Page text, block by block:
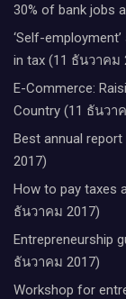
30% of bank jobs
‘Self-
in tax (11 ธันวาคม
E-Commerce:
Country (11 ธันวา
Best annual
2017)
How to pay taxes
ธันวาคม 2017)
Entrepreneurship
ธันวาคม 2017)
Workshop for